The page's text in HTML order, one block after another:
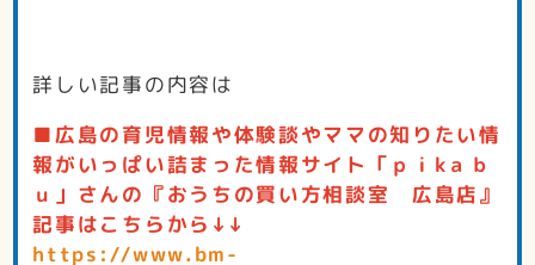
詳しい記事の内容は
■広島の育児情報や体験談やママの知りたい情
報がいっぱい詰まった情報サイト「ｐｉkａｂ
ｕ」さんの『おうちの買い方相談室 広島店』
記事はこちらから↓↓
https://www.bm-